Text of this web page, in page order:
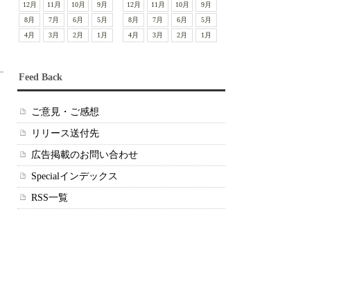
12月 11月 10月
9月
8月
7月 6月
5月
4月
3月 2月 1月
12月 11月 10月
9月
8月
7月 6月
5月
4月
3月 2月 1月
Feed Back
ご意見・ご感想
リリース送付先
広告掲載のお問い合わせ
Specialインデックス
RSS一覧